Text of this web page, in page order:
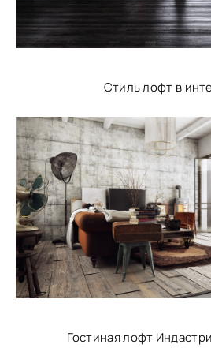
Стиль лофт в
Гостиная лофт